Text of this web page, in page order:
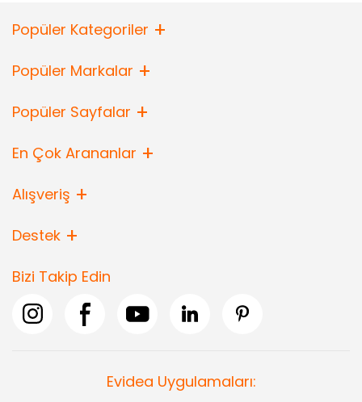
Popüler Kategoriler
Popüler Markalar
Popüler Sayfalar
En Çok Arananlar
Alışveriş
Destek
Bizi Takip Edin
Evidea Uygulamaları: